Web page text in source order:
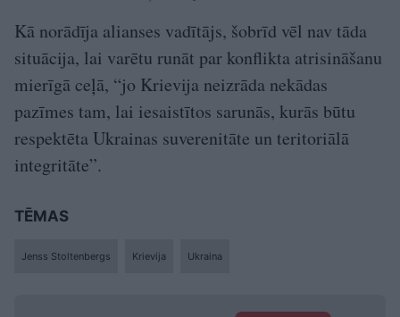
Kā norādīja alianses vadītājs, šobrīd vēl nav tāda
situācija, lai varētu runāt par konflikta atrisināšanu
mierīgā ceļā, “jo Krievija neizrāda nekādas
pazīmes tam, lai iesaistītos sarunās, kurās būtu
respektēta Ukrainas suverenitāte un teritoriālā
integritāte”.
TĒMAS
Jenss Stoltenbergs Krievija Ukraina